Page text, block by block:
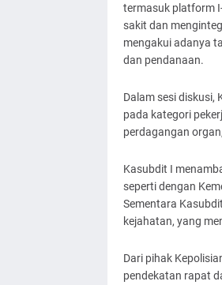
termasuk platform
sakit dan
mengakui adanya
dan pendanaan.
Dalam sesi diskusi,
pada kategori
perdagangan
Kasubdit I
seperti dengan
Sementara
kejahatan, yang
Dari pihak
pendekatan rapat